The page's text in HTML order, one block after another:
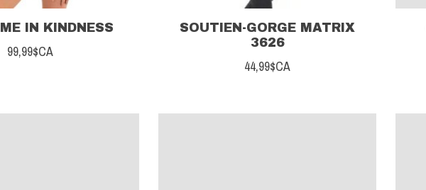
IN KINDNESS
99,99$CA
SOUTIEN-GORGE MATRIX
3626
44,99$CA